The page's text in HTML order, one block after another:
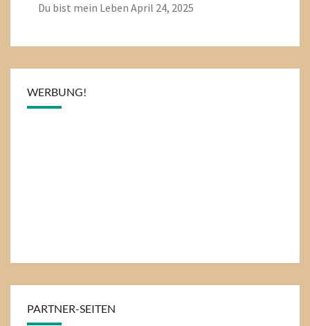
Du bist mein Leben April 24, 2025
WERBUNG!
PARTNER-SEITEN